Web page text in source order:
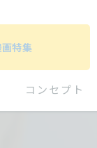
画特集
コンセプト